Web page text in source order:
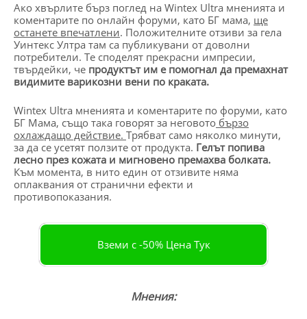
Ако хвърлите бърз поглед на Wintex Ultra мненията и
коментарите по онлайн форуми, като БГ мама, ще
останете впечатлени. Положителните отзиви за гела
Уинтекс Ултра там са публикувани от доволни
потребители. Те споделят прекрасни импресии,
твърдейки, че продуктът им е помогнал да премахнат
видимите варикозни вени по краката.
Wintex Ultra мненията и коментарите по форуми, като
БГ Мама, също така говорят за неговото бързо
охлаждащо действие. Трябват само няколко минути,
за да се усетят ползите от продукта. Гелът попива
лесно през кожата и мигновено премахва болката.
Към момента, в нито един от отзивите няма
оплаквания от странични ефекти и
противопоказания.
Вземи с -50% Цена Тук
Мнения: